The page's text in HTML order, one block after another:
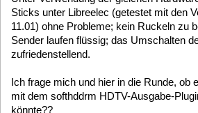
clausmuus Posts: 21462
Mein erster Test
Reply #12 on: April 17, 2023, 19:14:10 »
Du kannst aber gerne mal das MLD-6 Image
allerdings erst Morgen, denn heute funktioniert